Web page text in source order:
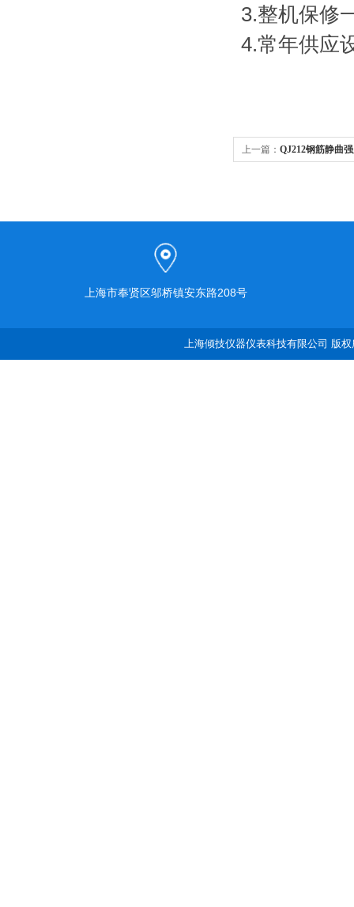
3.整机保修
4.常年供应
上一篇： QJ212钢筋静曲
上海市奉贤区邬桥镇安东路208号
上海倾技仪器仪表科技有限公司 版